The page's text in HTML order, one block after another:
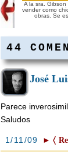
A la sra. Gibson
vender como
obras. Se
Donna
La escritora
declaraciones
44
José
Parece
Saludos
1/11/09 ► 〈